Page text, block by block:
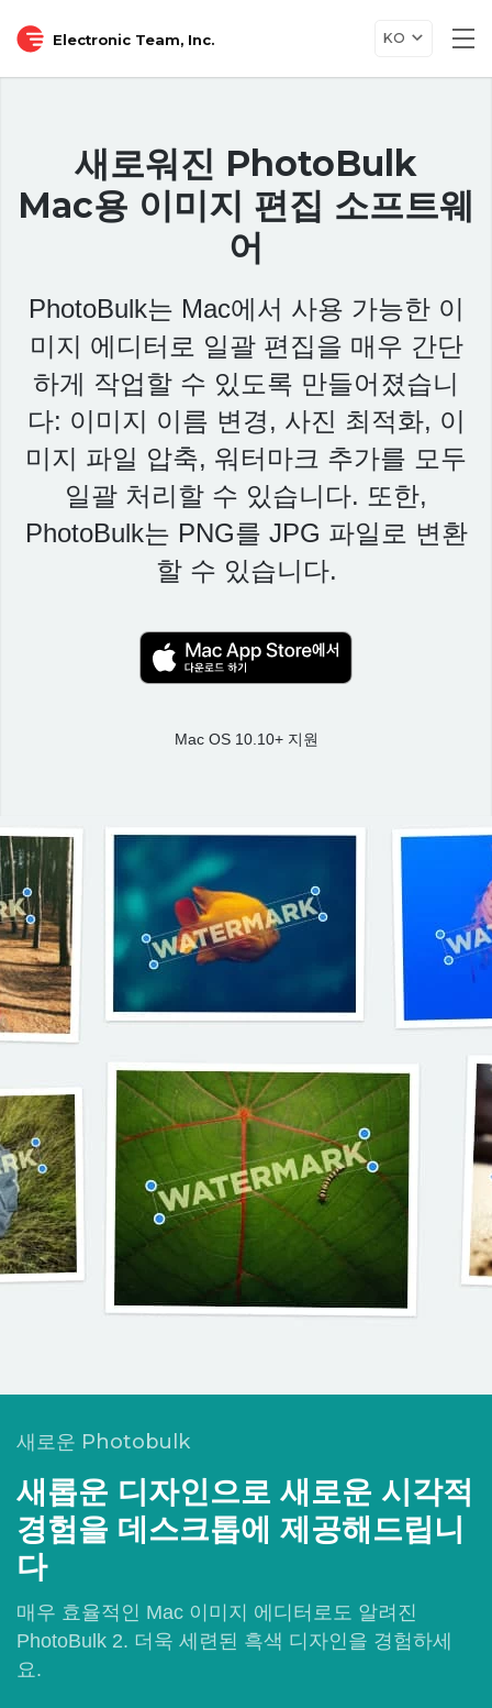
Electronic Team, Inc. KO
새로워진 PhotoBulk
Mac용 이미지 편집 소프트웨
어
PhotoBulk는 Mac에서 사용 가능한 이
미지 에디터로 일괄 편집을 매우 간단
하게 작업할 수 있도록 만들어졌습니
다: 이미지 이름 변경, 사진 최적화, 이
미지 파일 압축, 워터마크 추가를 모두
일괄 처리할 수 있습니다. 또한,
PhotoBulk는 PNG를 JPG 파일로 변환
할 수 있습니다.
Mac OS 10.10+ 지원
새로운 Photobulk
새롭운 디자인으로 새로운 시각적
경험을 데스크톱에 제공해드립니
다
매우 효율적인 Mac 이미지 에디터로도 알려진
PhotoBulk 2. 더욱 세련된 흑색 디자인을 경험하세
요.